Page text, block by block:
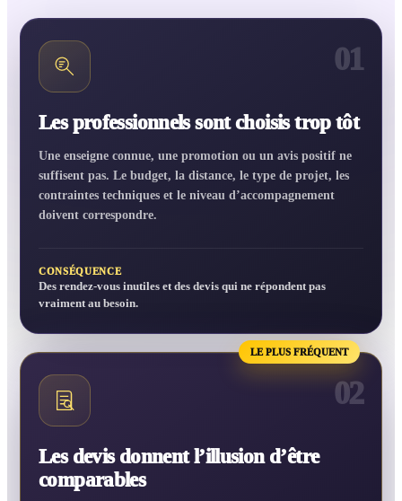
01
Les professionnels sont choisis trop tôt
Une enseigne connue, une promotion ou un avis positif ne
suffisent pas. Le budget, la distance, le type de projet, les
contraintes techniques et le niveau d’accompagnement
doivent correspondre.
CONSÉQUENCE
Des rendez-vous inutiles et des devis qui ne répondent pas
vraiment au besoin.
LE PLUS FRÉQUENT
02
Les devis donnent l’illusion d’être
comparables